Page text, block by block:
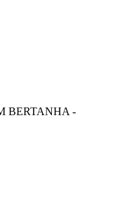
BERTANHA -